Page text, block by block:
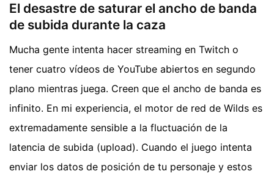
El desastre de saturar el ancho de banda
de subida durante la caza
Mucha gente intenta hacer streaming en Twitch o
tener cuatro vídeos de YouTube abiertos en segundo
plano mientras juega. Creen que el ancho de banda es
infinito. En mi experiencia, el motor de red de Wilds es
extremadamente sensible a la fluctuación de la
latencia de subida (upload). Cuando el juego intenta
enviar los datos de posición de tu personaje y estos